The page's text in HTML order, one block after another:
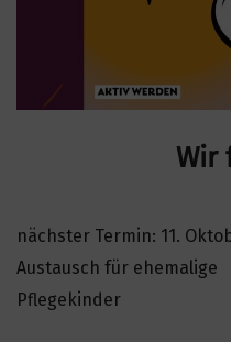
Wir
nächster Termin: 11.
Austausch für ehemalige
Pflegekinder